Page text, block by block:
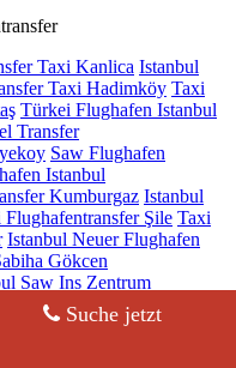
Suche jetzt
Taxi Kanlica Istanbul
Taxi Hadimköy Taxi
Türkei Flughafen Istanbul
Transfer
Saw Flughafen
Istanbul
Kumburgaz Istanbul
Flughafentransfer Şile Taxi
Istanbul Neuer Flughafen
Gökcen
Saw Ins Zentrum
Nach Cengelköy